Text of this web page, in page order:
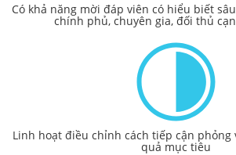
Có khả năng mời đáp viên có hiểu biết
chính phủ, chuyên gia, đối thủ
Linh hoạt điều chỉnh cách tiếp cận
quả mục tiêu